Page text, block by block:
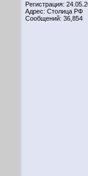
Регистрация:
Адрес: Столица РФ
Сообщений: 36,854